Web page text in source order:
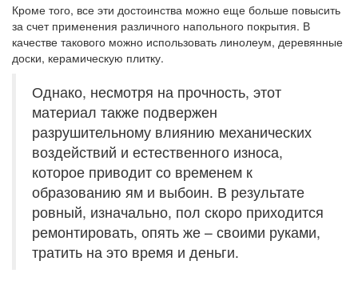
Кроме того, все эти достоинства можно еще больше повысить
за счет применения различного напольного покрытия. В
качестве такового можно использовать линолеум, деревянные
доски, керамическую плитку.
Однако, несмотря на прочность, этот
материал также подвержен
разрушительному влиянию механических
воздействий и естественного износа,
которое приводит со временем к
образованию ям и выбоин. В результате
ровный, изначально, пол скоро приходится
ремонтировать, опять же – своими руками,
тратить на это время и деньги.